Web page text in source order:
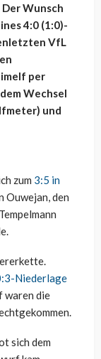
Wunsch
4:0 (1:0)-
VfL
per
Wechsel
und
zum 3:5 in
Ouwejan, den
Niederlage
waren die
sich dem